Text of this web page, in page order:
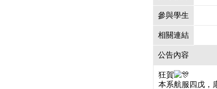
參與學生
相關連結
公告內容
狂賀
本系航服四戊，